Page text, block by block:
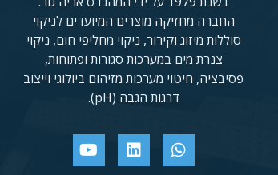
החברה מחזיקה מוצרים המיועדים לניקוי
סוללות מיזוג וקירור, ניקוי מחליפי חום, ניקוי
צנרת מים במערכות סגורות ופתוחות,
פסיבציה, חיטוי מערכות מזיהום ביולוגי וייצוב
דרגות הגבה (pH).